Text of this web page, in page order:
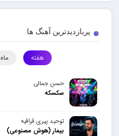
پربازدیدترین آهنگ ها
هفته ماه
حسن جمالی
سکسکه
توحید پیری قراقیه
بیمار (هوش مصنوعی)